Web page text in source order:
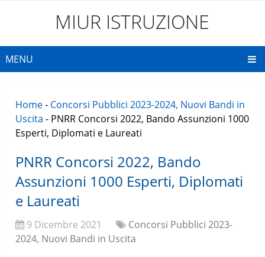
MIUR ISTRUZIONE
MENU
Home- Concorsi Pubblici 2023-2024, Nuovi Bandi in
Uscita - PNRR Concorsi 2022, Bando Assunzioni 1000
Esperti, Diplomati e Laureati
PNRR Concorsi 2022, Bando
Assunzioni 1000 Esperti, Diplomati
e Laureati
9 Dicembre 2021
Concorsi Pubblici 2023-
2024, Nuovi Bandi in Uscita